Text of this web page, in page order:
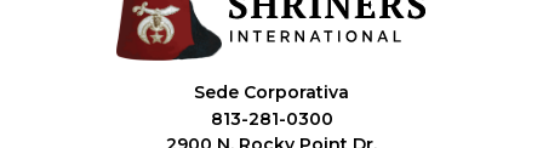
Sede Corporativa
813-281-0300